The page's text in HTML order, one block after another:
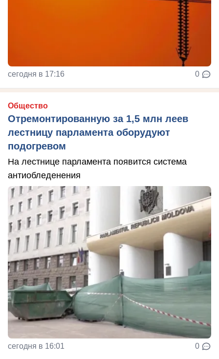
сегодня в 17:16 0
Общество
Отремонтированную за 1,5 млн леев
лестницу парламента оборудуют
подогревом
На лестнице парламента появится система
антиобледенения
сегодня в 16:01 0